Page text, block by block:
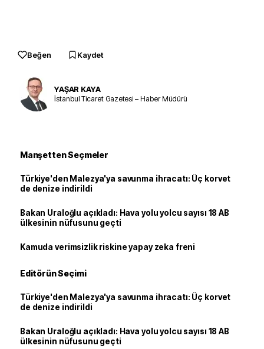
Beğen Kaydet
YAŞAR KAYA
İstanbul Ticaret Gazetesi – Haber Müdürü
Manşetten Seçmeler
Türkiye'den Malezya'ya savunma ihracatı: Üç korvet
de denize indirildi
Bakan Uraloğlu açıkladı: Hava yolu yolcu sayısı 18 AB
ülkesinin nüfusunu geçti
Kamuda verimsizlik riskine yapay zeka freni
Editörün Seçimi
Türkiye'den Malezya'ya savunma ihracatı: Üç korvet
de denize indirildi
Bakan Uraloğlu açıkladı: Hava yolu yolcu sayısı 18 AB
ülkesinin nüfusunu geçti